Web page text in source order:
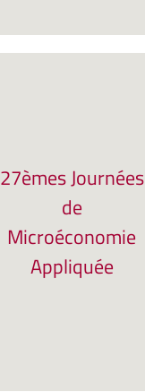
27èmes Journées
de
Microéconomie
Appliquée